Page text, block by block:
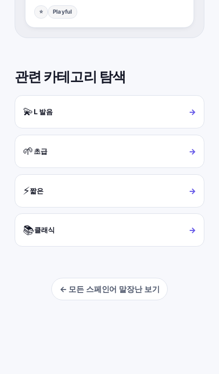
⭐ Playful
관련 카테고리 탐색
💫 L 발음 →
🌱 초급 →
⚡짧은 →
📚클래식 →
← 모든 스페인어 말장난 보기